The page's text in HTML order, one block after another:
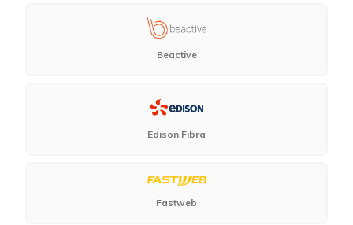
Beactive
Edison Fibra
Fastweb